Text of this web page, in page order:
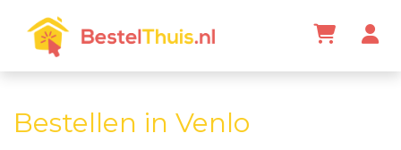
Bestellen in Venlo